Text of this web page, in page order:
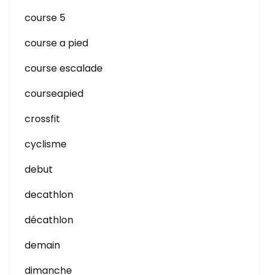
course 5
course a pied
course escalade
courseapied
crossfit
cyclisme
debut
decathlon
décathlon
demain
dimanche